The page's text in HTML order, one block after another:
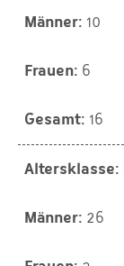
10
6
16
26